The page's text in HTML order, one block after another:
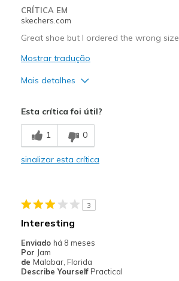
CRÍTICA EM
skechers.com
Great shoe but I ordered the wrong size.
Mostrar tradução
Mais detalhes
Width
Sizing
Feels full size too big
Esta crítica foi útil?
1 0
sinalizar esta crítica
3
Interesting
Enviado há 8 meses
Por Jam
de Malabar, Florida
Describe Yourself Practical